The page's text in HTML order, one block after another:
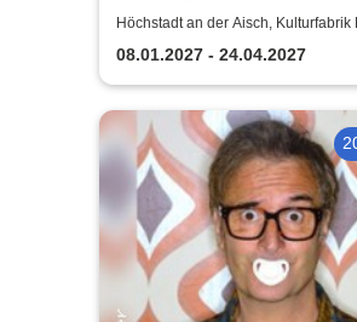
Höchstadt an der Aisch, Kulturfabrik
08.01.2027 - 24.04.2027